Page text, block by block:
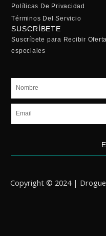
Políticas De Privacidad
Términos Del Servicio
SUSCRÍBETE
Suscríbete para Recibir
especiales
Nombre
Email
Copyright © 2024 |